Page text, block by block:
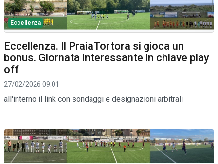
Eccellenza
Eccellenza. Il PraiaTortora si gioca un
bonus. Giornata interessante in chiave play
off
27/02/2026 09:01
all'interno il link con sondaggi e designazioni arbitrali